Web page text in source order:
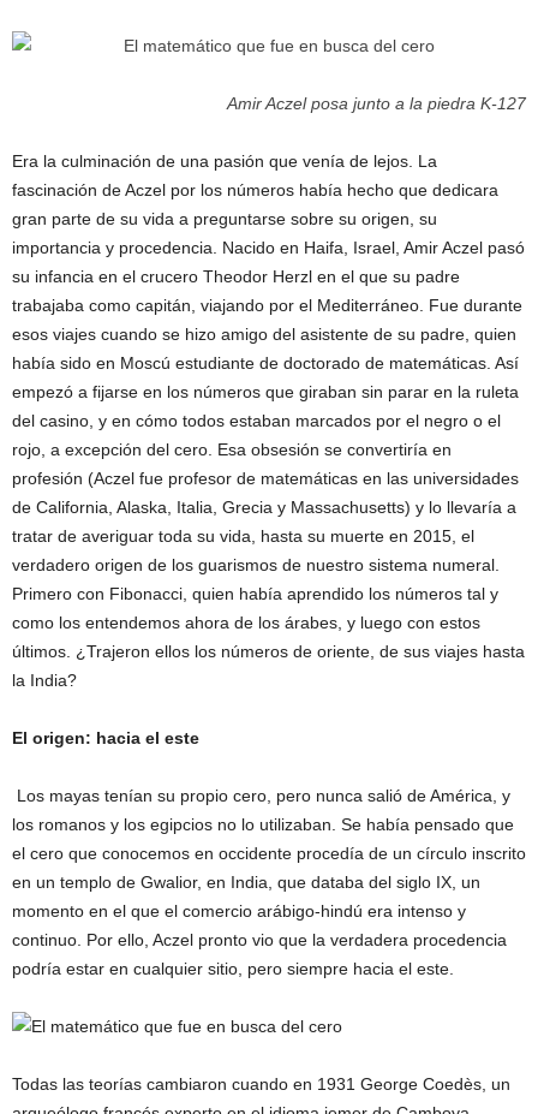
Amir Aczel posa junto a la piedra K-127
Era la culminación de una pasión que venía de lejos. La
fascinación de Aczel por los números había hecho que dedicara
gran parte de su vida a preguntarse sobre su origen, su
importancia y procedencia. Nacido en Haifa, Israel, Amir Aczel pasó
su infancia en el crucero Theodor Herzl en el que su padre
trabajaba como capitán, viajando por el Mediterráneo. Fue durante
esos viajes cuando se hizo amigo del asistente de su padre, quien
había sido en Moscú estudiante de doctorado de matemáticas. Así
empezó a fijarse en los números que giraban sin parar en la ruleta
del casino, y en cómo todos estaban marcados por el negro o el
rojo, a excepción del cero. Esa obsesión se convertiría en
profesión (Aczel fue profesor de matemáticas en las universidades
de California, Alaska, Italia, Grecia y Massachusetts) y lo llevaría a
tratar de averiguar toda su vida, hasta su muerte en 2015, el
verdadero origen de los guarismos de nuestro sistema numeral.
Primero con Fibonacci, quien había aprendido los números tal y
como los entendemos ahora de los árabes, y luego con estos
últimos. ¿Trajeron ellos los números de oriente, de sus viajes hasta
la India?
El origen: hacia el este
Los mayas tenían su propio cero, pero nunca salió de América, y
los romanos y los egipcios no lo utilizaban. Se había pensado que
el cero que conocemos en occidente procedía de un círculo inscrito
en un templo de Gwalior, en India, que databa del siglo IX, un
momento en el que el comercio arábigo-hindú era intenso y
continuo. Por ello, Aczel pronto vio que la verdadera procedencia
podría estar en cualquier sitio, pero siempre hacia el este.
Todas las teorías cambiaron cuando en 1931 George Coedès, un